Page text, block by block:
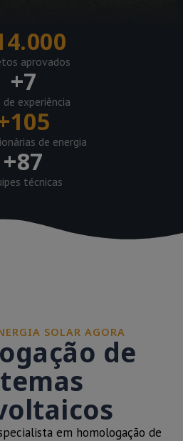
aprovados
+7
de experiência
105
de energia
+87
técnicas
SOLAR AGORA
de
em homologação de